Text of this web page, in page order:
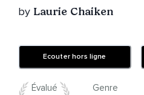
by Laurie Chaiken
Ecouter hors ligne
Évalué
Genre